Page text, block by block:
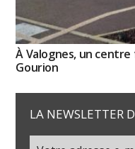
À Valognes, un
Gourion
LA NEWSLETTER